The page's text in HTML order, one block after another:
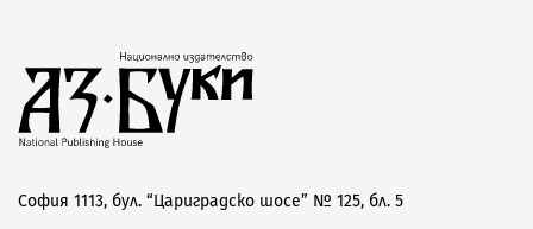
София 1113, бул. “Цариградско шосе” № 125, бл. 5